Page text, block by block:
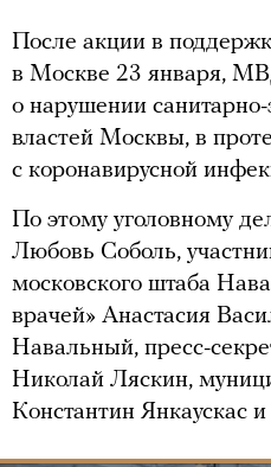
После акции в
в Москве 23 января,
о нарушении
властей Москвы, в
с коронавирусной
По этому уголовному
Любовь Соболь,
московского штаба
врачей» Анастасия
Навальный, пресс-
Николай Ляскин,
Константин Янкаускас